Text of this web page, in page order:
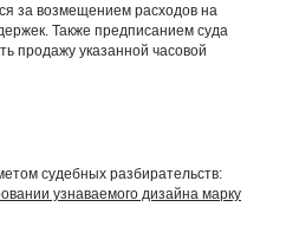
за возмещением расходов на
Также предписанием суда
продажу указанной часовой
судебных разбирательств:
узнаваемого дизайна марку